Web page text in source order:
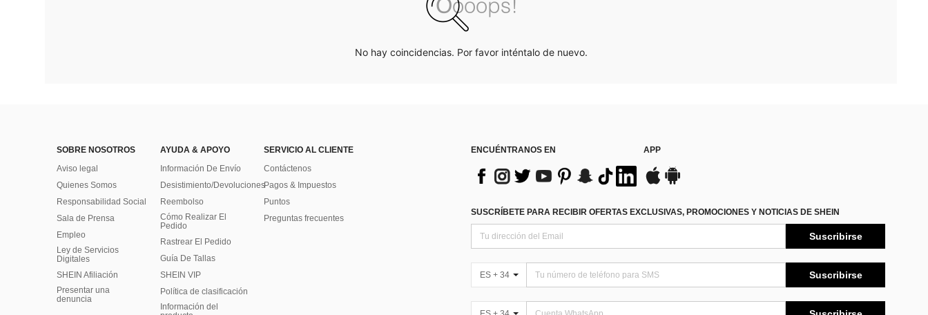
No hay coincidencias. Por favor inténtalo de nuevo.
SOBRE NOSOTROS
Aviso legal
Quienes Somos
Responsabilidad Social
Sala de Prensa
Empleo
Ley de Servicios
Digitales
SHEIN Afiliación
Presentar una
denuncia
AYUDA & APOYO
Información De Envío
Desistimiento/Devoluciones
Reembolso
Cómo Realizar El
Pedido
Rastrear El Pedido
Guía De Tallas
SHEIN VIP
Política de clasificación
​Información del
SERVICIO AL CLIENTE
Contáctenos
Pagos & Impuestos
Puntos
Preguntas frecuentes
ENCUÉNTRANOS EN APP
SUSCRÍBETE PARA RECIBIR OFERTAS EXCLUSIVAS, PROMOCIONES Y NOTICIAS DE SHEIN
Suscribirse
ES + 34 Suscribirse